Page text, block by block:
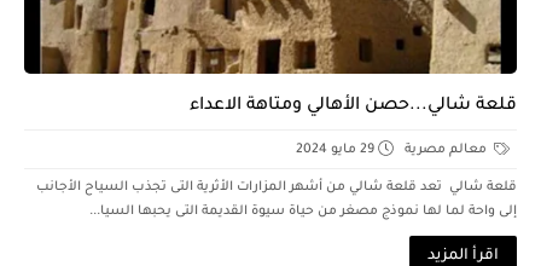
قلعة شالي...حصن الأهالي ومتاهة الاعداء
معالم مصرية 29 مايو 2024
قلعة شالي تعد قلعة شالي من أشهر المزارات الأثرية التى تجذب السياح الأجانب
إلى واحة لما لها نموذج مصغر من حياة سيوة القديمة التى يحبها السيا...
اقرأ المزيد